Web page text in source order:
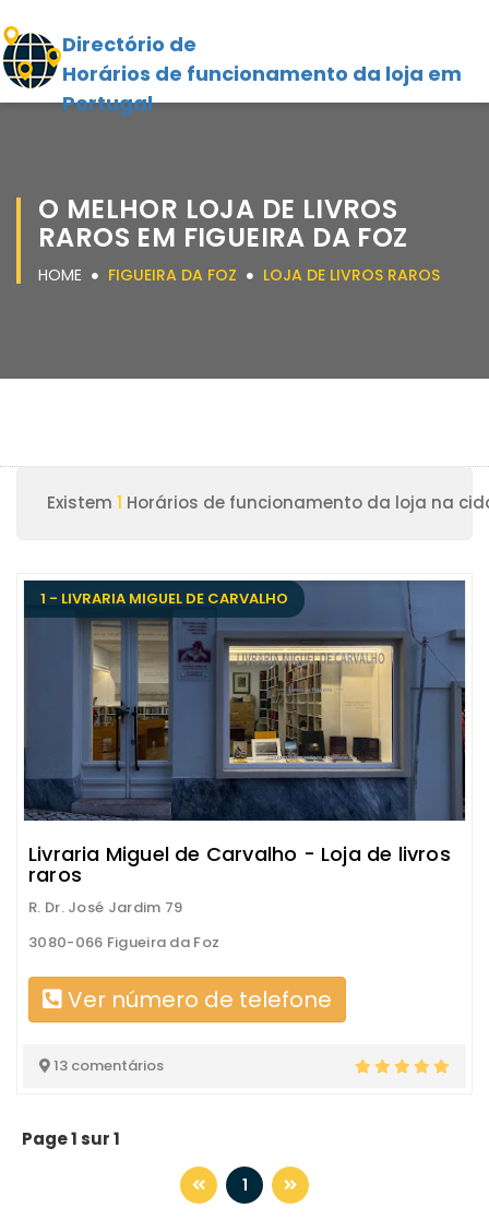
Directório de
Horários de funcionamento da loja em
Portugal
O MELHOR LOJA DE LIVROS
RAROS EM FIGUEIRA DA FOZ
HOME FIGUEIRA DA FOZ LOJA DE LIVROS RAROS
Existem 1 Horários de funcionamento da loja na
1 - LIVRARIA MIGUEL DE CARVALHO
Livraria Miguel de Carvalho - Loja de livros
raros
R. Dr. José Jardim 79
3080-066 Figueira da Foz
Ver número de telefone
13 comentários
Page 1 sur 1
1